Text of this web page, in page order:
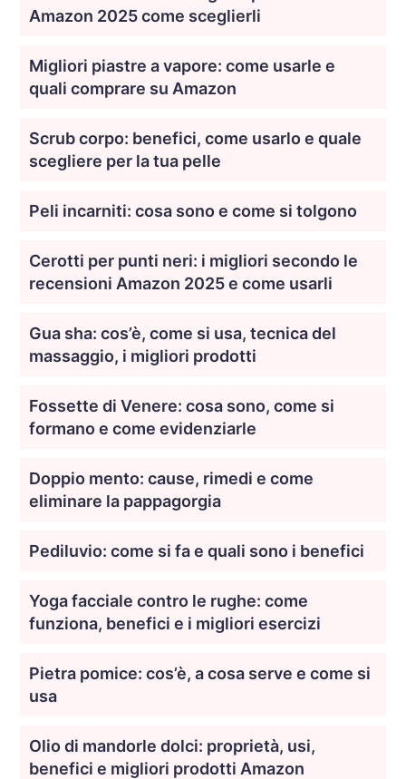
Amazon 2025 come sceglierli
Migliori piastre a vapore: come usarle e
quali comprare su Amazon
Scrub corpo: benefici, come usarlo e quale
scegliere per la tua pelle
Peli incarniti: cosa sono e come si tolgono
Cerotti per punti neri: i migliori secondo le
recensioni Amazon 2025 e come usarli
Gua sha: cos’è, come si usa, tecnica del
massaggio, i migliori prodotti
Fossette di Venere: cosa sono, come si
formano e come evidenziarle
Doppio mento: cause, rimedi e come
eliminare la pappagorgia
Pediluvio: come si fa e quali sono i benefici
Yoga facciale contro le rughe: come
funziona, benefici e i migliori esercizi
Pietra pomice: cos’è, a cosa serve e come si
usa
Olio di mandorle dolci: proprietà, usi,
benefici e migliori prodotti Amazon